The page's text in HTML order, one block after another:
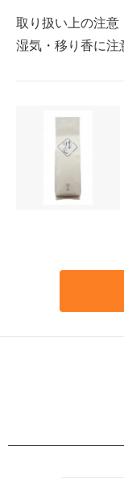
取り扱い上の注意
湿気・移り香に注